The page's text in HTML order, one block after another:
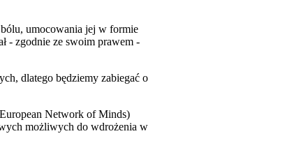
umocowania jej w formie
- zgodnie ze swoim prawem -
dlatego będziemy zabiegać o
Network of Minds)
możliwych do wdrożenia w